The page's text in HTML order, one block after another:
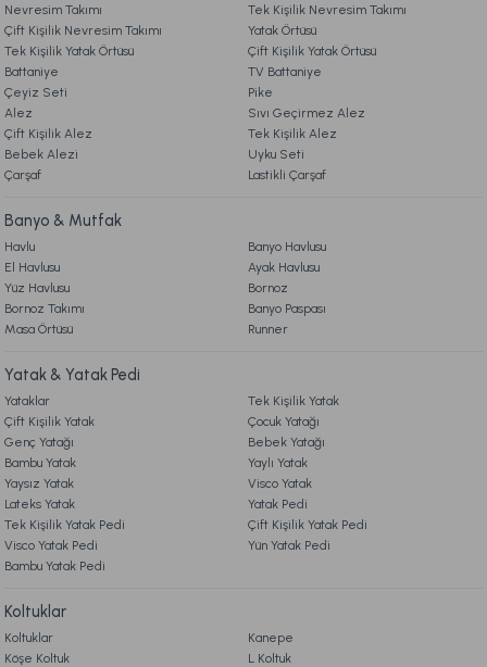
Nevresim Takımı
Tek Kişilik Nevresim Takımı
Çift Kişilik Nevresim Takımı
Yatak Örtüsü
Tek Kişilik Yatak Örtüsü
Çift Kişilik Yatak Örtüsü
Battaniye
TV Battaniye
Çeyiz Seti
Pike
Alez
Sıvı Geçirmez Alez
Çift Kişilik Alez
Tek Kişilik Alez
Bebek Alezi
Uyku Seti
Çarşaf
Lastikli Çarşaf
Banyo & Mutfak
Havlu
Banyo Havlusu
El Havlusu
Ayak Havlusu
Yüz Havlusu
Bornoz
Bornoz Takımı
Banyo Paspası
Masa Örtüsü
Runner
Yatak & Yatak Pedi
Yataklar
Tek Kişilik Yatak
Çift Kişilik Yatak
Çocuk Yatağı
Genç Yatağı
Bebek Yatağı
Bambu Yatak
Yaylı Yatak
Yaysız Yatak
Visco Yatak
Lateks Yatak
Yatak Pedi
Tek Kişilik Yatak Pedi
Çift Kişilik Yatak Pedi
Visco Yatak Pedi
Yün Yatak Pedi
Bambu Yatak Pedi
Koltuklar
Koltuklar
Kanepe
Köşe Koltuk
L Koltuk